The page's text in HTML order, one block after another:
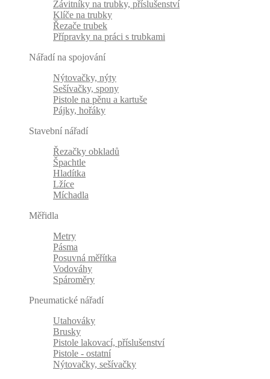
Závitníky na trubky, příslušenství
Klíče na trubky
Řezače trubek
Přípravky na práci s trubkami
Nářadí na spojování
Nýtovačky, nýty
Sešívačky, spony
Pistole na pěnu a kartuše
Pájky, hořáky
Stavební nářadí
Řezačky obkladů
Špachtle
Hladítka
Lžíce
Míchadla
Měřidla
Metry
Pásma
Posuvná měřítka
Vodováhy
Spároměry
Pneumatické nářadí
Utahováky
Brusky
Pistole lakovací, příslušenství
Pistole - ostatní
Nýtovačky, sešívačky